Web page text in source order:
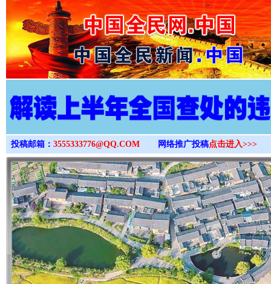
>
投稿邮箱： 3555333776@QQ.COM 网络推广投稿点击进入>>>